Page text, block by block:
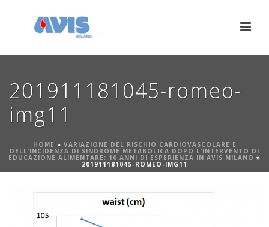
201911181045-romeo-
img11
HOME » VARIAZIONE DEL RISCHIO CARDIOVASCOLARE E
DELL’INCIDENZA DI SINDROME METABOLICA DOPO L’INTERVENTO DI
EDUCAZIONE ALIMENTARE: 10 ANNI DI ESPERIENZA IN AVIS MILANO »
201911181045-ROMEO-IMG11